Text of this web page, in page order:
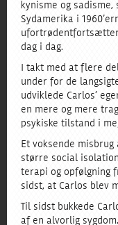
kynisme og
Sydamerika i
ufortrødent
dag i dag.
I takt med at flere
under for de
udviklede Carlos’
en mere og mere
psykiske tilstand i
Et voksende
større social
terapi og opfølgning
sidst, at Carlos blev
Til sidst bukkede
af en alvorlig sygdom.